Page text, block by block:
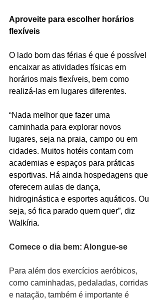
Aproveite para escolher horários
flexíveis
O lado bom das férias é que é possível
encaixar as atividades físicas em
horários mais flexíveis, bem como
realizá-las em lugares diferentes.
“Nada melhor que fazer uma
caminhada para explorar novos
lugares, seja na praia, campo ou em
cidades. Muitos hotéis contam com
academias e espaços para práticas
esportivas. Há ainda hospedagens que
oferecem aulas de dança,
hidroginástica e esportes aquáticos. Ou
seja, só fica parado quem quer”, diz
Walkíria.
Comece o dia bem: Alongue-se
Para além dos exercícios aeróbicos,
como caminhadas, pedaladas, corridas
e natação, também é importante é